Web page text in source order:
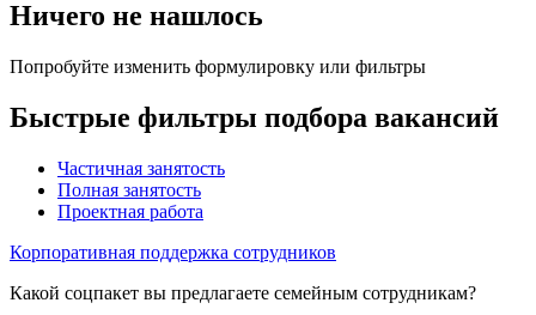
Ничего не нашлось
Попробуйте изменить формулировку или фильтры
Быстрые фильтры подбора вакансий
Частичная занятость
Полная занятость
Проектная работа
Корпоративная поддержка сотрудников
Какой соцпакет вы предлагаете семейным сотрудникам?